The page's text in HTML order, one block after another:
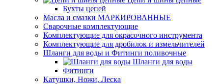
Бухты цепей
Масла и смазки МАРКИРОВАННЫЕ
Сварочные комплектующие
Комплектующие для окрасочного инструмента
Комплектующие для дробилок и измельчителей
Шланги для воды и Фитинги поливочные
Шланги для воды
Фитинги
Катушки, Ножи, Леска